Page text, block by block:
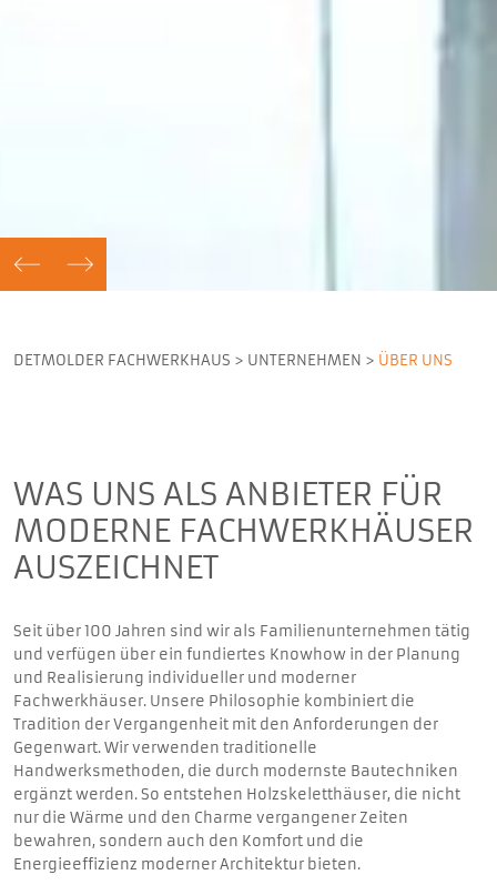
VORHERIGER
NÄCHSTER
DETMOLDER FACHWERKHAUS > UNTERNEHMEN > ÜBER UNS
WAS UNS ALS ANBIETER FÜR
MODERNE FACHWERKHÄUSER
AUSZEICHNET
Seit über 100 Jahren sind wir als Familienunternehmen tätig
und verfügen über ein fundiertes Knowhow in der Planung
und Realisierung individueller und moderner
Fachwerkhäuser. Unsere Philosophie kombiniert die
Tradition der Vergangenheit mit den Anforderungen der
Gegenwart. Wir verwenden traditionelle
Handwerksmethoden, die durch modernste Bautechniken
ergänzt werden. So entstehen Holzskeletthäuser, die nicht
nur die Wärme und den Charme vergangener Zeiten
bewahren, sondern auch den Komfort und die
Energieeffizienz moderner Architektur bieten.